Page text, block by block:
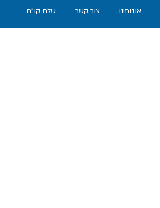
אודותינו צור קשר שלח קו"ח